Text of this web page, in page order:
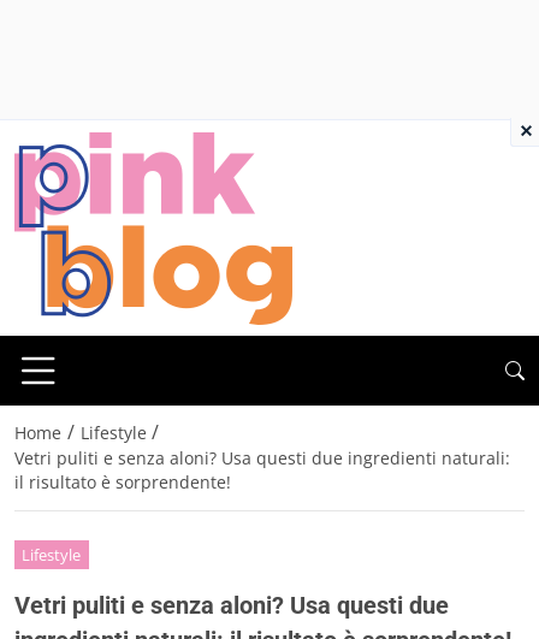
Home / Lifestyle /
Vetri puliti e senza aloni? Usa questi due ingredienti naturali:
il risultato è sorprendente!
Lifestyle
Vetri puliti e senza aloni? Usa questi due
×